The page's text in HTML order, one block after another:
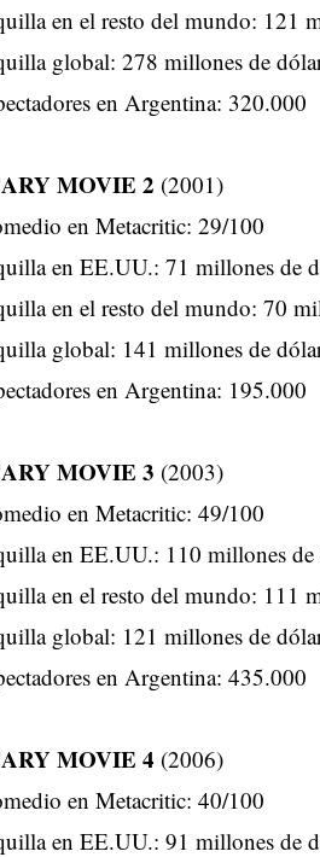
en el resto del mundo: 121
global: 278 millones de
en Argentina: 320.000
MOVIE 2 (2001)
en Metacritic: 29/100
en EE.UU.: 71 millones de
en el resto del mundo: 70
global: 141 millones de
en Argentina: 195.000
MOVIE 3 (2003)
en Metacritic: 49/100
en EE.UU.: 110 millones de
en el resto del mundo: 111
global: 121 millones de
en Argentina: 435.000
MOVIE 4 (2006)
en Metacritic: 40/100
en EE.UU.: 91 millones de